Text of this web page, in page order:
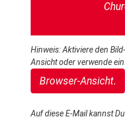
Hinweis: Aktiviere den
Ansicht oder verwende
Browser-Ansicht.
Auf diese E-Mail kannst Du